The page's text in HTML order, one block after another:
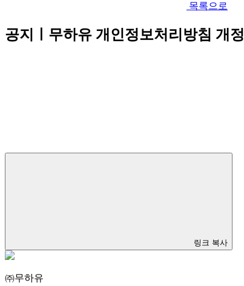
목록으로
공지ㅣ무하유 개인정보처리방침 개정
링크 복사
㈜무하유